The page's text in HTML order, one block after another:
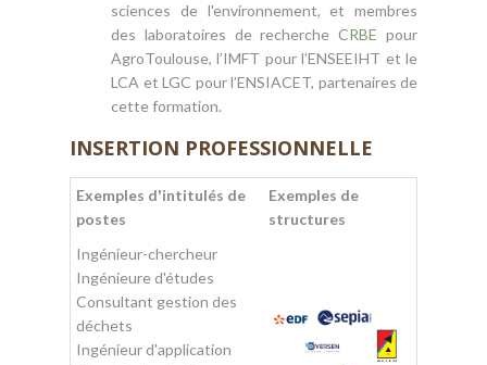
sciences de l'environnement, et membres
des laboratoires de rechercheCRBEpour
AgroToulouse, l’IMFT pour l’ENSEEIHT et le
LCA et LGC pour l’ENSIACET, partenaires de
cette formation.
INSERTION PROFESSIONNELLE
Exemples d'intitulés de
postes
Exemples de
structures
Ingénieur-chercheur
Ingénieure d'études
Consultant gestion des
déchets
Ingénieur d'application